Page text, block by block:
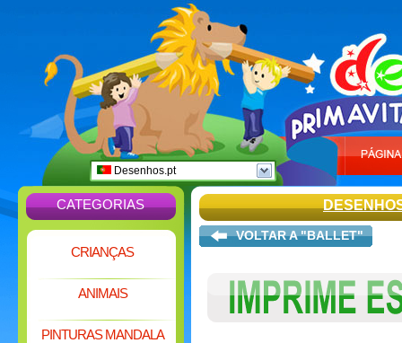
Desenhos.pt
CATEGORIAS
CRIANÇAS
ANIMAIS
PINTURAS MANDALA
VOLTAR A "BALLET"